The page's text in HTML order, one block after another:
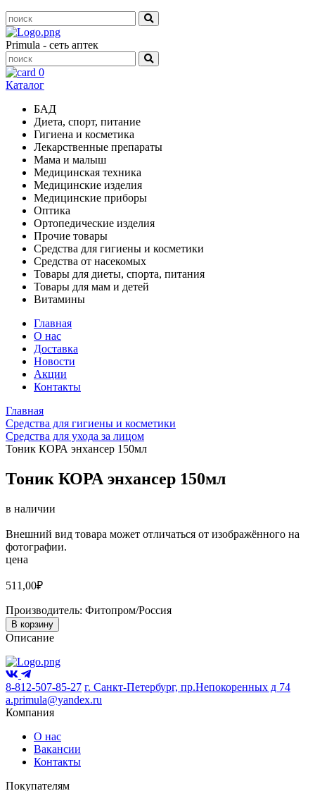
Primula - сеть аптек
0
Каталог
БАД
Диета, спорт, питание
Гигиена и косметика
Лекарственные препараты
Мама и малыш
Медицинская техника
Медицинские изделия
Медицинские приборы
Оптика
Ортопедические изделия
Прочие товары
Средства для гигиены и косметики
Средства от насекомых
Товары для диеты, спорта, питания
Товары для мам и детей
Витамины
Главная
О нас
Доставка
Новости
Акции
Контакты
Главная
Средства для гигиены и косметики
Средства для ухода за лицом
Тоник КОРА энхансер 150мл
Тоник КОРА энхансер 150мл
в наличии
Внешний вид товара может отличаться от изображённого на
фотографии.
цена
511,00₽
Производитель: Фитопром/Россия
В корзину
Описание
8-812-507-85-27 г. Санкт-Петербург, пр.Непокоренных д 74
a.primula@yandex.ru
Компания
О нас
Вакансии
Контакты
Покупателям